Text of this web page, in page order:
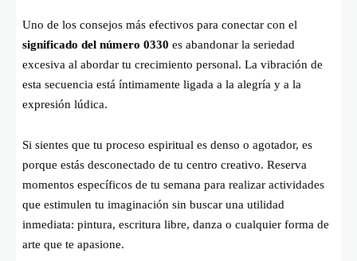
Uno de los consejos más efectivos para conectar con el
significado del número 0330 es abandonar la seriedad
excesiva al abordar tu crecimiento personal. La vibración de
esta secuencia está íntimamente ligada a la alegría y a la
expresión lúdica.
Si sientes que tu proceso espiritual es denso o agotador, es
porque estás desconectado de tu centro creativo. Reserva
momentos específicos de tu semana para realizar actividades
que estimulen tu imaginación sin buscar una utilidad
inmediata: pintura, escritura libre, danza o cualquier forma de
arte que te apasione.